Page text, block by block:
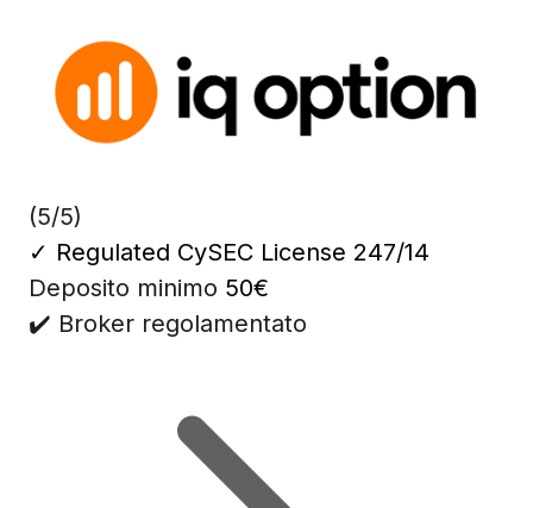
(5/5)
✓ Regulated CySEC License 247/14
Deposito minimo 50€
✔️ Broker regolamentato